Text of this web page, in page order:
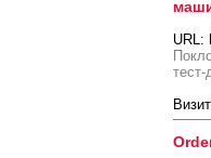
URL: